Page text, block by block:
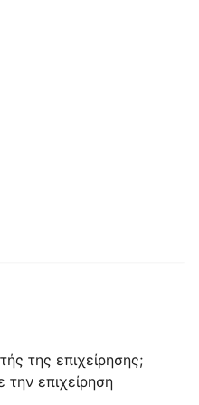
της επιχείρησης;
την επιχείρηση